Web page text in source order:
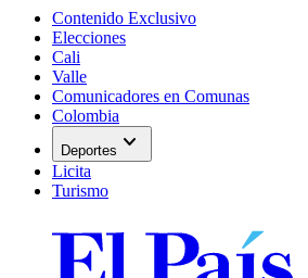
Contenido Exclusivo
Elecciones
Cali
Valle
Comunicadores en Comunas
Colombia
Deportes expand_more
Licita
Turismo